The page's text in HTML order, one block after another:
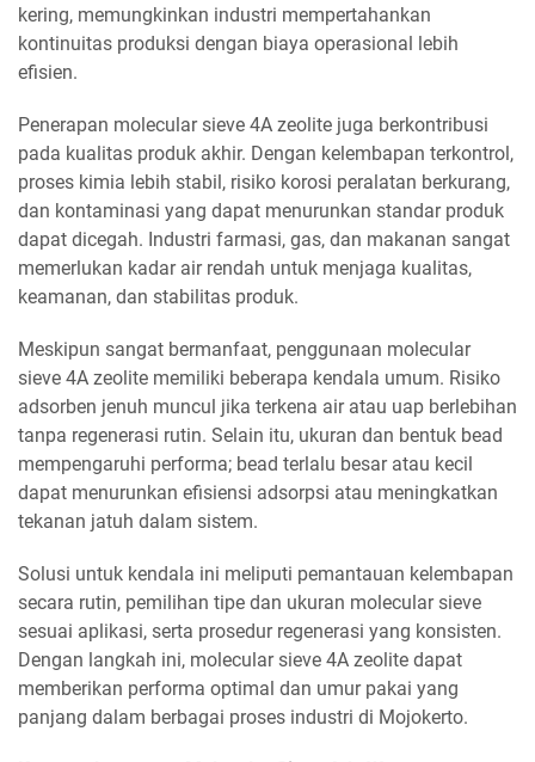
kering, memungkinkan industri mempertahankan
kontinuitas produksi dengan biaya operasional lebih
efisien.
Penerapan molecular sieve 4A zeolite juga berkontribusi
pada kualitas produk akhir. Dengan kelembapan terkontrol,
proses kimia lebih stabil, risiko korosi peralatan berkurang,
dan kontaminasi yang dapat menurunkan standar produk
dapat dicegah. Industri farmasi, gas, dan makanan sangat
memerlukan kadar air rendah untuk menjaga kualitas,
keamanan, dan stabilitas produk.
Meskipun sangat bermanfaat, penggunaan molecular
sieve 4A zeolite memiliki beberapa kendala umum. Risiko
adsorben jenuh muncul jika terkena air atau uap berlebihan
tanpa regenerasi rutin. Selain itu, ukuran dan bentuk bead
mempengaruhi performa; bead terlalu besar atau kecil
dapat menurunkan efisiensi adsorpsi atau meningkatkan
tekanan jatuh dalam sistem.
Solusi untuk kendala ini meliputi pemantauan kelembapan
secara rutin, pemilihan tipe dan ukuran molecular sieve
sesuai aplikasi, serta prosedur regenerasi yang konsisten.
Dengan langkah ini, molecular sieve 4A zeolite dapat
memberikan performa optimal dan umur pakai yang
panjang dalam berbagai proses industri di Mojokerto.